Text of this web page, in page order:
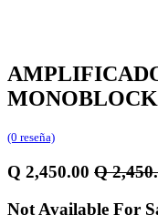
(0 reseña)
Q 2,450.00 Q
Not Available For